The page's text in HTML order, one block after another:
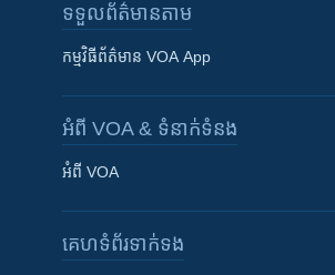
ទទួល​ព័ត៌មាន​តាម
កម្មវិធី​ព័ត៌មាន VOA App
អំពី​ VOA & ទំនាក់ទំនង
អំពី​ VOA
គេហទំព័រ​​ទាក់ទង